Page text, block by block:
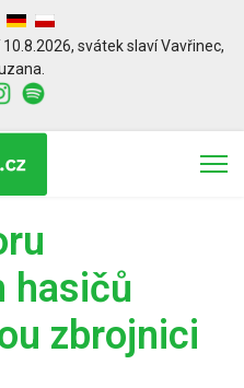
, svátek slavíVavřinec,
hasičů
zbrojnici